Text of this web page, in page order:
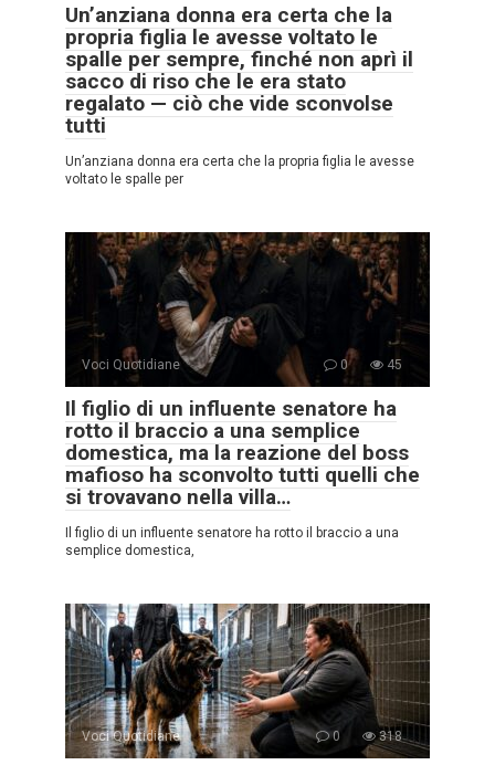
Un’anziana donna era certa che la
propria figlia le avesse voltato le
spalle per sempre, finché non aprì il
sacco di riso che le era stato
regalato — ciò che vide sconvolse
tutti
Un’anziana donna era certa che la propria figlia le avesse
voltato le spalle per
Voci Quotidiane 0 45
Il figlio di un influente senatore ha
rotto il braccio a una semplice
domestica, ma la reazione del boss
mafioso ha sconvolto tutti quelli che
si trovavano nella villa…
Il figlio di un influente senatore ha rotto il braccio a una
semplice domestica,
Voci Quotidiane 0 318